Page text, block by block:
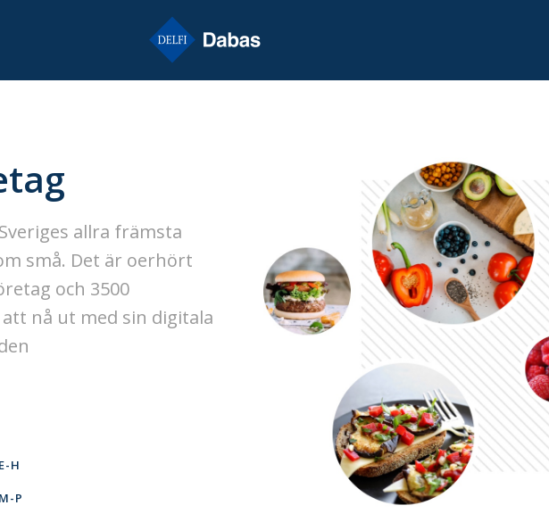
allra främsta
små. Det är oerhört
och 3500
nå ut med sin digitala
E-H
M-P